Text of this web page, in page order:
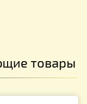
товары